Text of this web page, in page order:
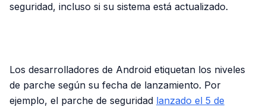
seguridad, incluso si su sistema está actualizado.
Los desarrolladores de Android etiquetan los niveles
de parche según su fecha de lanzamiento. Por
ejemplo, el parche de seguridad lanzado el 5 de